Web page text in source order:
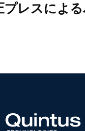
プレスによ